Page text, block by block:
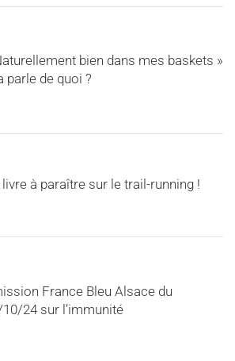
bien dans mes baskets »
parle de quoi ?
livre à paraître sur le trail-running !
France Bleu Alsace du
24 sur l’immunité